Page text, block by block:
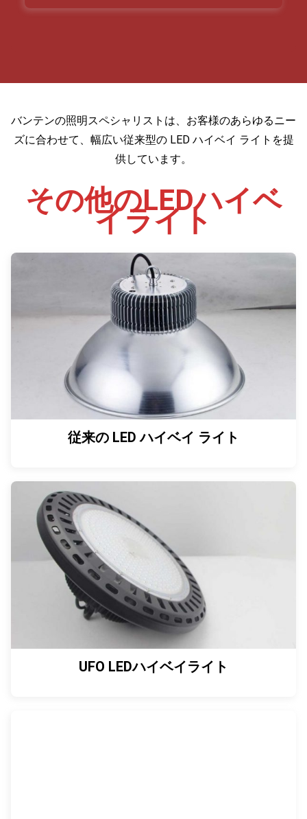
バンテンの照明スペシャリストは、お客様のあらゆるニー
ズに合わせて、幅広い従来型の LED ハイベイ ライトを提
供しています。
その他のLEDハイベ
イライト
従来の LED ハイベイ ライト
UFO LEDハイベイライト